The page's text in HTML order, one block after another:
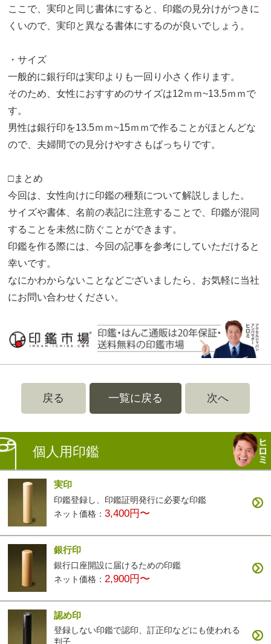
ここで、実印と同じ書体にすると、印鑑の見分けがつきに
くいので、実印と異なる書体にするのが良いでしょう。
・サイズ
一般的に銀行印は実印よりも一回り小さく作ります。
そのため、女性におすすめのサイズは12ｍｍ~13.5ｍｍで
す。
男性は銀行印を13.5ｍｍ~15ｍｍで作ることがほとんどな
ので、夫婦間での見分けやすさもばっちりです。
□まとめ
今回は、女性向けに印鑑の種類について解説しました。
サイズや書体、名前の表記に注意することで、印鑑が混同
することを未然に防ぐことができます。
印鑑を作る際には、今回の記事を参考にしていただけると
幸いです。
なにかわからないことなどございましたら、お気軽に当社
にお問い合わせください。
戻る 一覧に戻る 次へ
個人用印鑑
実印
印鑑登録し、印鑑証明発行に必要な印鑑
ネット価格：3,400円〜
銀行印
銀行口座開設に届けるための印鑑
ネット価格： 2,900円〜
認め印
登録しない印鑑で認印、訂正印などにも使われる
判子